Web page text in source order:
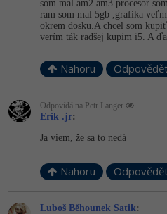
som mal am2 am3 procesor
ram som mal 5gb ,grafika
okrem dosku.A chcel som
verím ták radšej kupim i5. A
Nahoru
Odpovídá na Petr Langer
Erik .jr:
Ja viem, že sa to nedá
Nahoru
Luboš Běhounek Satik: